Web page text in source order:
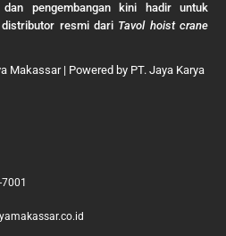
pengembangan kini hadir untuk
resmi dari Tavol hoist crane
Makassar | Powered by PT. Jaya Karya